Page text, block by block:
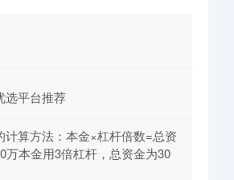
选平台推荐
计算方法：本金×杠杆倍数=总资
万本金用3倍杠杆，总资金为30